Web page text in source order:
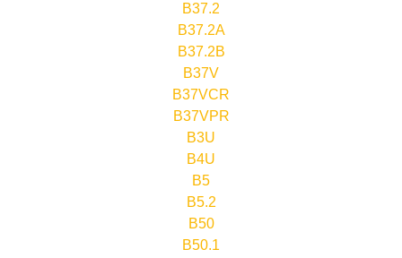
B37.2
B37.2A
B37.2B
B37V
B37VCR
B37VPR
B3U
B4U
B5
B5.2
B50
B50.1